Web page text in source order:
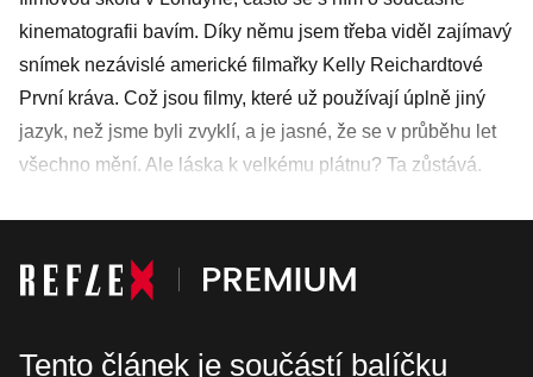
kinematografii bavím. Díky němu jsem třeba viděl zajímavý
snímek nezávislé americké filmařky Kelly Reichardtové
První kráva. Což jsou filmy, které už používají úplně jiný
jazyk, než jsme byli zvyklí, a je jasné, že se v průběhu let
všechno mění. Ale láska k velkému plátnu? Ta zůstává.
Tento článek je součástí balíčku